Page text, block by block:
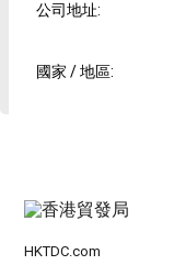
公司地址:
國家 / 地區:
HKTDC.com